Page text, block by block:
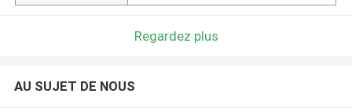
Regardez plus
AU SUJET DE NOUS